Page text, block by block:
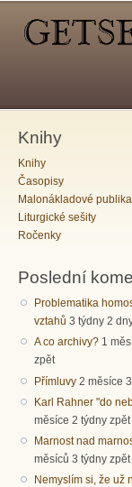
Knihy
Knihy
Časopisy
Malonákladové
Liturgické sešity
Ročenky
Poslední
Problematika
vztahů 3 týdny 2
A co archivy? 1
zpět
Přímluvy 2 měsíce
Karl Rahner "do
měsíce 2 týdny zpět
Marnost nad
měsíců 3 týdny zpět
Nemyslím si, že už